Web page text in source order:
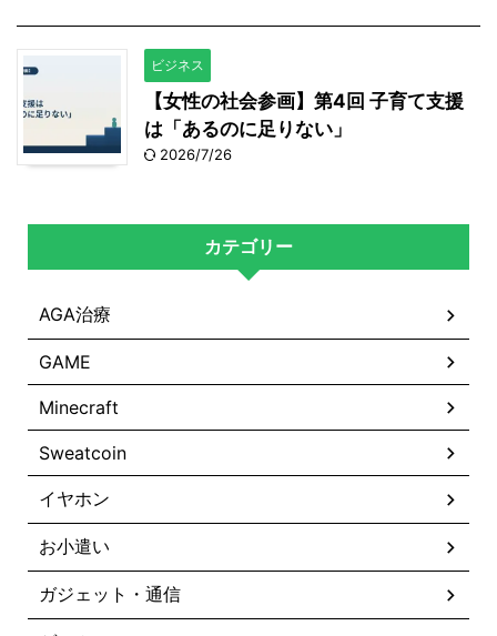
ビジネス
【女性の社会参画】第4回 子育て支援
は「あるのに足りない」
2026/7/26
カテゴリー
AGA治療
GAME
Minecraft
Sweatcoin
イヤホン
お小遣い
ガジェット・通信